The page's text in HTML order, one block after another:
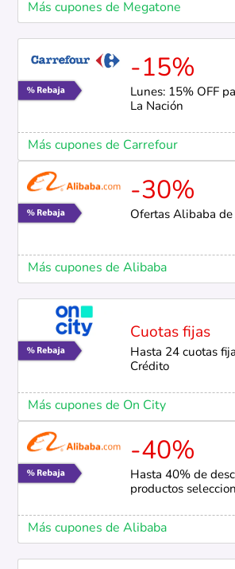
Más cupones de Megatone
-15%
Lunes: 15% OFF
La Nación
Más cupones de Carrefour
-30%
Ofertas Alibaba de
Más cupones de Alibaba
Cuotas fijas
Hasta 24 cuotas
Crédito
Más cupones de On City
-40%
Hasta 40% de
productos
Más cupones de Alibaba